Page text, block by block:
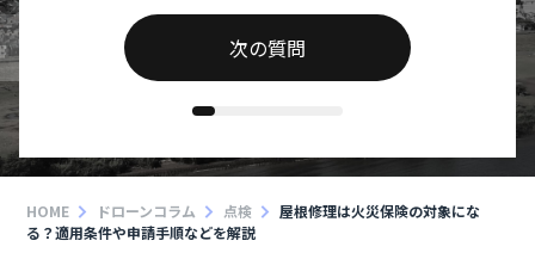
次の質問
HOME ドローンコラム 点検
屋根修理は火災保険の対象にな
る？適用条件や申請手順などを解説